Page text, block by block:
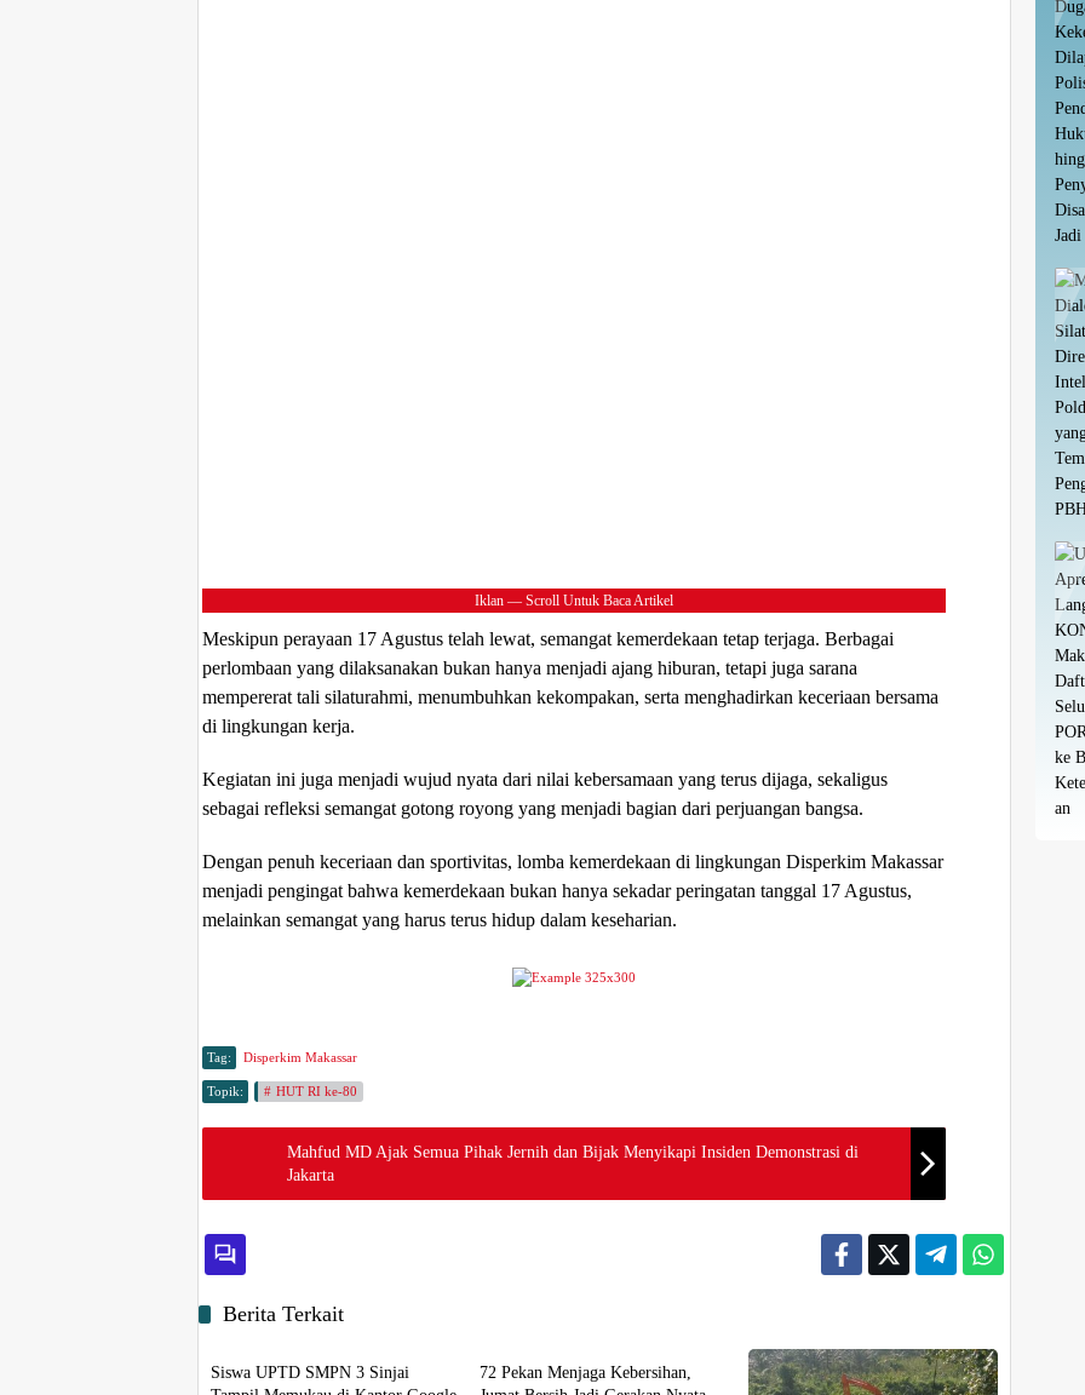
Iklan — Scroll Untuk Baca Artikel
Meskipun perayaan 17 Agustus telah lewat, semangat kemerdekaan tetap terjaga. Berbagai
perlombaan yang dilaksanakan bukan hanya menjadi ajang hiburan, tetapi juga sarana
mempererat tali silaturahmi, menumbuhkan kekompakan, serta menghadirkan keceriaan bersama
di lingkungan kerja.
Kegiatan ini juga menjadi wujud nyata dari nilai kebersamaan yang terus dijaga, sekaligus
sebagai refleksi semangat gotong royong yang menjadi bagian dari perjuangan bangsa.
Dengan penuh keceriaan dan sportivitas, lomba kemerdekaan di lingkungan Disperkim Makassar
menjadi pengingat bahwa kemerdekaan bukan hanya sekadar peringatan tanggal 17 Agustus,
melainkan semangat yang harus terus hidup dalam keseharian.
Tag: Disperkim Makassar
Topik: HUT RI ke-80
Mahfud MD Ajak Semua Pihak Jernih dan Bijak Menyikapi Insiden Demonstrasi di
Jakarta
Berita Terkait
Berita
Siswa UPTD SMPN 3 Sinjai
72 Pekan Menjaga Kebersihan,